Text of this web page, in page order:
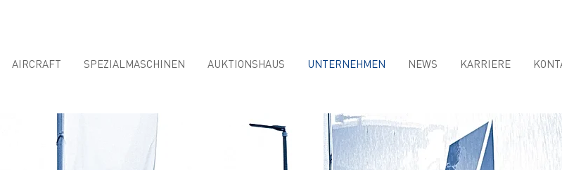
AIRCRAFT SPEZIALMASCHINEN AUKTIONSHAUS UNTERNEHMEN NEWS KARRIERE